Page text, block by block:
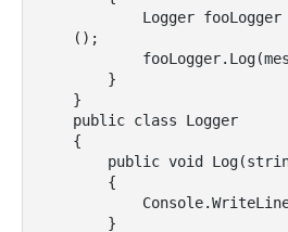
();
}
public class Logger
{